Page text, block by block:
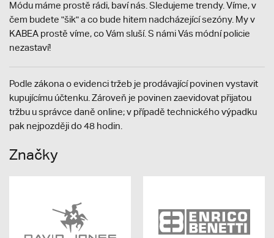
Módu máme prostě rádi, baví nás. Sledujeme trendy. Víme, v
čem budete "šik" a co bude hitem nadcházející sezóny. My v
KABEA prostě víme, co Vám sluší. S námi Vás módní policie
nezastaví!
Podle zákona o evidenci tržeb je prodávající povinen vystavit
kupujícímu účtenku. Zároveň je povinen zaevidovat přijatou
tržbu u správce daně online; v případě technického výpadku
pak nejpozději do 48 hodin.
Značky